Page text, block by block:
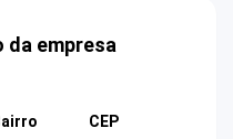
empresa
CEP